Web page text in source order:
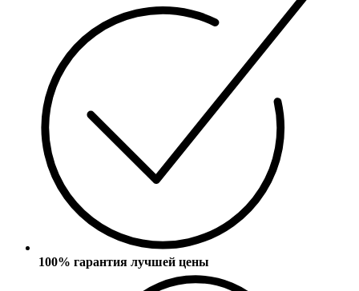
100% гарантия лучшей цены